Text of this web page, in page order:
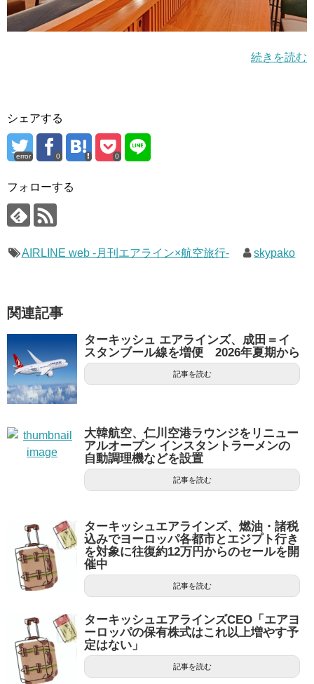
続きを読む
シェアする
error 0 0
フォローする
AIRLINE web -月刊エアライン×航空旅行- skypako
関連記事
ターキッシュ エアラインズ、成田＝イ
スタンブール線を増便 2026年夏期から
記事を読む
大韓航空、仁川空港ラウンジをリニュー
アルオープン インスタントラーメンの
自動調理機などを設置
記事を読む
ターキッシュエアラインズ、燃油・諸税
込みでヨーロッパ各都市とエジプト行き
を対象に往復約12万円からのセールを開
催中
記事を読む
ターキッシュエアラインズCEO「エアヨ
ーロッパの保有株式はこれ以上増やす予
定はない」
記事を読む